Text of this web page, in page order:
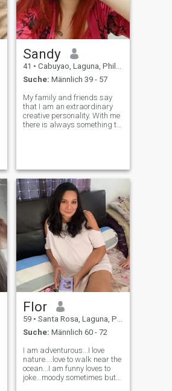
Sandy
41 • Cabuyao, Laguna, Philippinen
Suche: Männlich 39 - 57
My family and friends say
that I am an extraordinary
creative personality. With me
there is always something to
humor, but I am very se
Flor
59 • Santa Rosa, Laguna, Philippinen
Suche: Männlich 60 - 72
I am adventurous...I love
nature....love to walk near the
ocean...I am funny loves to
joke...moody sometimes but